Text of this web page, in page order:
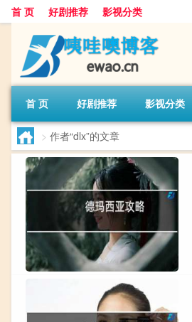
首 页 好剧推荐 影视分类
首 页 好剧推荐 影视分类
> 作者“dlx”的文章